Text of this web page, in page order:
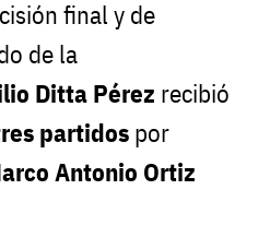
final y de
de la
Ditta Pérez recibió
partidos por
Antonio Ortiz